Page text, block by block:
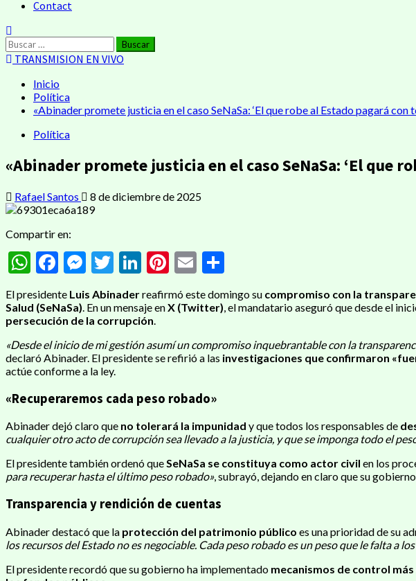
Contact
TRANSMISION EN VIVO
Inicio
Política
«Abinader promete justicia en el caso SeNaSa: ‘El que robe al Estado pagará con
Política
«Abinader promete justicia en el caso SeNaSa: ‘El que
Rafael Santos 8 de diciembre de 2025
Compartir en:
WhatsApp
Facebook
Messenger
Twitter
LinkedIn
Pinterest
Email
El presidente Luis Abinaderreafirmó este domingo su compromiso con la
Salud (SeNaSa). En un mensaje enX (Twitter), el mandatario aseguró que desde el
persecución de la corrupción.
«Desde el inicio de mi gestión asumí un compromiso inquebrantable con la
declaró Abinader. El presidente se refirió a las investigaciones que confirmaron
actúe conforme a la ley.
«Recuperaremos cada peso robado»
Abinader dejó claro que no tolerará la impunidad y que todos los responsables de
cualquier otro acto de corrupción sea llevado a la justicia, y que se imponga todo el
El presidente también ordenó queSeNaSa se constituya como actor civil en los
para recuperar hasta el último peso robado», subrayó, dejando en claro que su gobierno
Transparencia y rendición de cuentas
Abinader destacó que la protección del patrimonio público es una prioridad de su
los recursos del Estado no es negociable. Cada peso robado es un peso que le falta a
El presidente recordó que su gobierno ha implementado mecanismos de control